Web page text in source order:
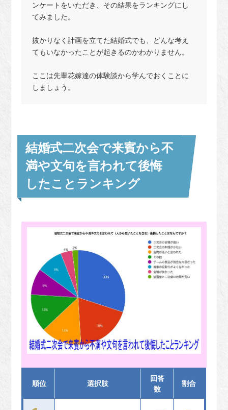
ンケートをいただき、その結果をランキングにし
てみました。
抜かりなく計画を立てた結婚式でも、どんな考え
てもいなかったことが起きるのかわかりません。
ここは先輩花嫁達の体験談から学んでおくことに
しましょう。
結婚式二次会で来賓から不
満や文句を言われて後悔
したことランキング
順位 選択肢
回答
数
割合